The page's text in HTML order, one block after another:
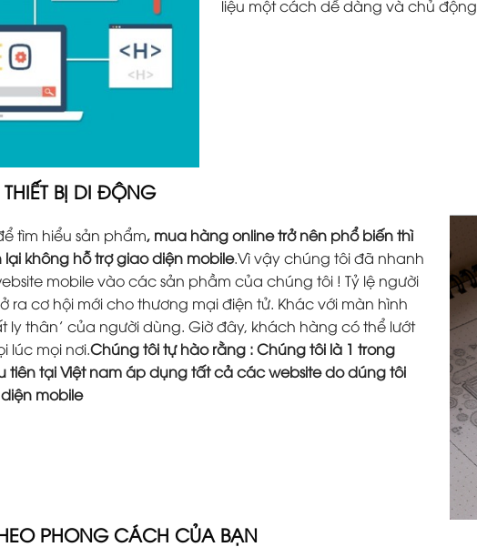
liệu một cách dễ dàng và chủ động
BỊ DI ĐỘNG
tìm hiểu sản phẩm, mua hàng online trở nên phổ biến thì
không hỗ trợ giao diện mobile.Vì vậy chúng tôi đã nhanh
mobile vào các sản phầm của chúng tôi ! Tỷ lệ người
ra cơ hội mới cho thương mại điện tử. Khác với màn hình
ly thân’ của người dùng. Giờ đây, khách hàng có thể lướt
lúc mọi nơi.Chúng tôi tự hào rằng : Chúng tôi là 1 trong
tiên tại Việt nam áp dụng tất cả các website do dúng tôi
mobile
PHONG CÁCH CỦA BẠN